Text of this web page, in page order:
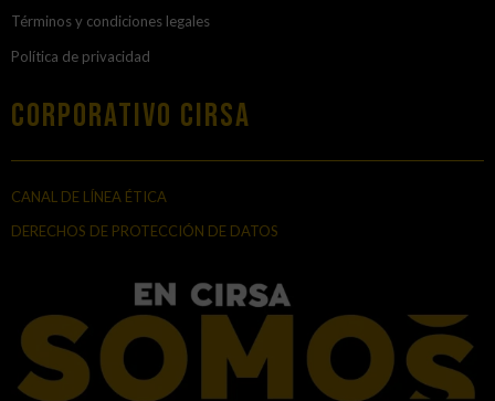
Términos y condiciones legales
Política de privacidad
Corporativo Cirsa
CANAL DE LÍNEA ÉTICA
DERECHOS DE PROTECCIÓN DE DATOS